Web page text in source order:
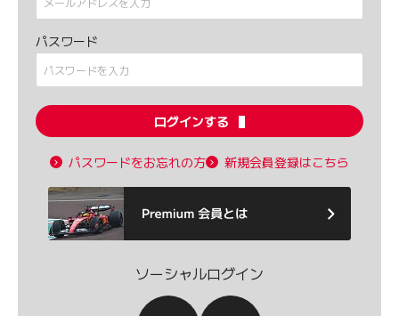
パスワード
ログインする
パスワードをお忘れの方 新規会員登録はこちら
ソーシャルログイン